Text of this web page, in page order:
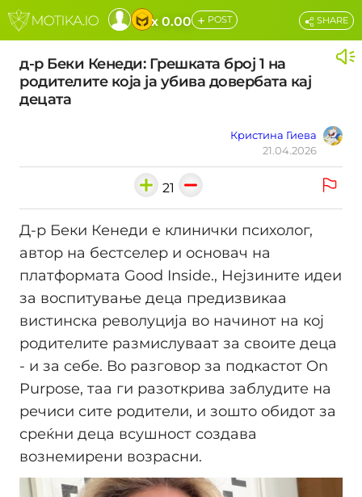
x 0.00 + POST
д-р Беки Кенеди: Грешката број 1 на
родителите која ја убива довербата кај
децата
Кристина Гиева
21.04.2026
SHARE
21
Д-р Беки Кенеди е клинички психолог,
автор на бестселер и основач на
платформата Good Inside., Нејзините идеи
за воспитување деца предизвикаа
вистинска револуција во начинот на кој
родителите размислуваат за своите деца
- и за себе. Во разговор за подкастот On
Purpose, таа ги разоткрива заблудите на
речиси сите родители, и зошто обидот за
среќни деца всушност создава
вознемирени возрасни.